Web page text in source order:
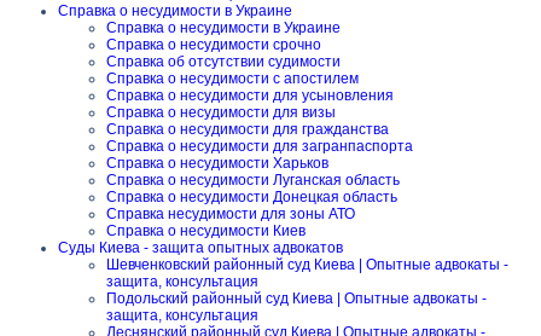
Справка о несудимости в Украине
Справка о несудимости в Украине
Справка о несудимости срочно
Справка об отсутствии судимости
Справка о несудимости с апостилем
Справка о несудимости для усыновления
Справка о несудимости для визы
Справка о несудимости для гражданства
Справка о несудимости для загранпаспорта
Справка о несудимости Харьков
Справка о несудимости Луганская область
Справка о несудимости Донецкая область
Справка несудимости для зоны АТО
Справка о несудимости Киев
Суды Киева - защита опытных адвокатов
Шевченковский районный суд Киева | Опытные адвокаты -
защита, консультация
Подольский районный суд Киева | Опытные адвокаты -
защита, консультация
Деснянский районный суд Киева | Опытные адвокаты -